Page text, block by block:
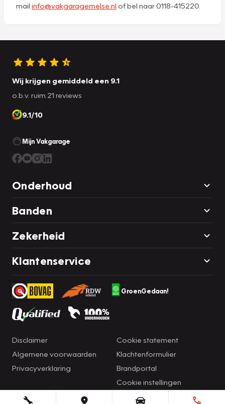
mail info@vakgaragemelse.nl of bel naar 0118-415220.
Wij krijgen gemiddeld een 9.1
o.b.v. ruim 21 reviews
9.1/10
Mijn Vakgarage
Onderhoud
Banden
Zekerheid
Klantenservice
GroenGedaan!
Disclaimer
Algemene voorwaarden
Privacyverklaring
Cookie statement
Klachtenformulier
Brandportal
Cookie instellingen